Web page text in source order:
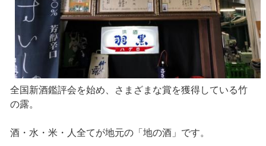
全国新酒鑑評会を始め、さまざまな賞を獲得している竹
の露。
酒・水・米・人全てが地元の「地の酒」です。